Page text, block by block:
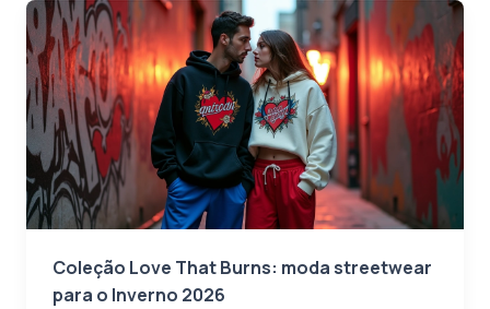
Coleção Love That Burns: moda streetwear
para o Inverno 2026